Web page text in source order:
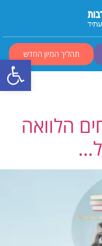
פתחתהליך המיון החדש
הלוואה